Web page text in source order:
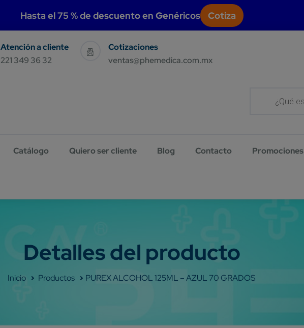
Hasta el 75 % de descuento en Genéricos Cotiza
For Sales & Support
221 349 36 32
Have Query E-Mail Us
ventas@phemedica.com.mx
Catálogo Quiero ser cliente Blog Contacto Promociones
Shop PUREX ALCOHOL 125ML – AZUL 70 GRADOS